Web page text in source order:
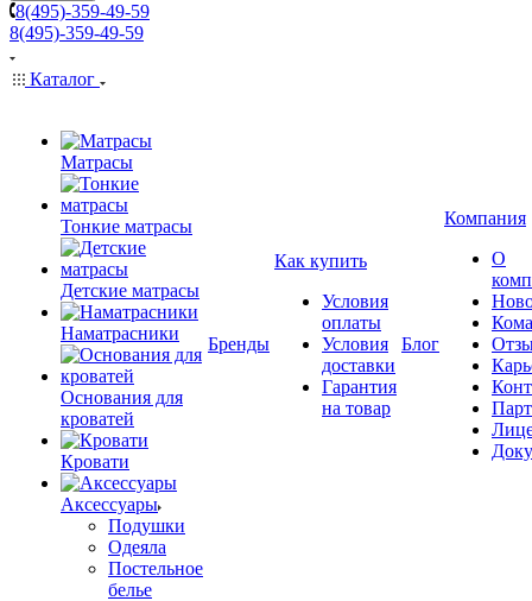
8(495)-359-49-59
8(495)-359-49-59
Каталог
Матрасы
Тонкие матрасы
Детские матрасы
Наматрасники
Основания для
кроватей
Кровати
Аксессуары
Подушки
Одеяла
Постельное
белье
Бренды
Как купить
Условия
оплаты
Условия
доставки
Гарантия
на товар
Блог
Компания
О